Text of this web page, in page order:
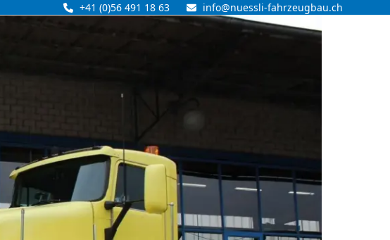
+41 (0)56 491 18 63 info@nuessli-fahrzeugbau.ch